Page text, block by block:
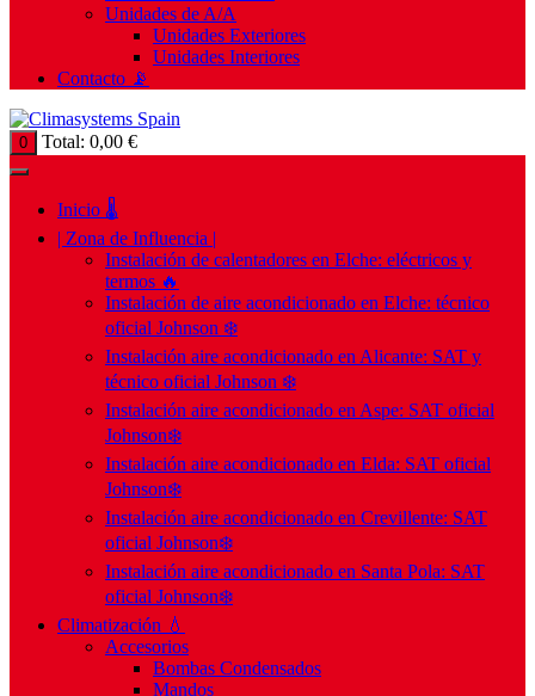
Unidades de A/A
Unidades Exteriores
Unidades Interiores
Contacto 📡
0 Total: 0,00 €
Inicio 🌡️
| Zona de Influencia |
Instalación de calentadores en Elche: eléctricos y
termos 🔥
Instalación de aire acondicionado en Elche: técnico
oficial Johnson ❄️
Instalación aire acondicionado en Alicante: SAT y
técnico oficial Johnson ❄️
Instalación aire acondicionado en Aspe: SAT oficial
Johnson❄️
Instalación aire acondicionado en Elda: SAT oficial
Johnson❄️
Instalación aire acondicionado en Crevillente: SAT
oficial Johnson❄️
Instalación aire acondicionado en Santa Pola: SAT
oficial Johnson❄️
Climatización 💧
Accesorios
Bombas Condensados
Mandos